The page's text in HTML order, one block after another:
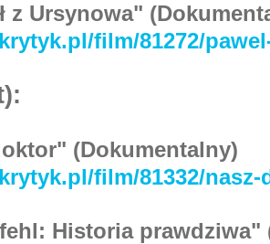
z Ursynowa"
film/81272/
(Dokumentalny)
film/81332/nasz-
Historia prawdziwa"